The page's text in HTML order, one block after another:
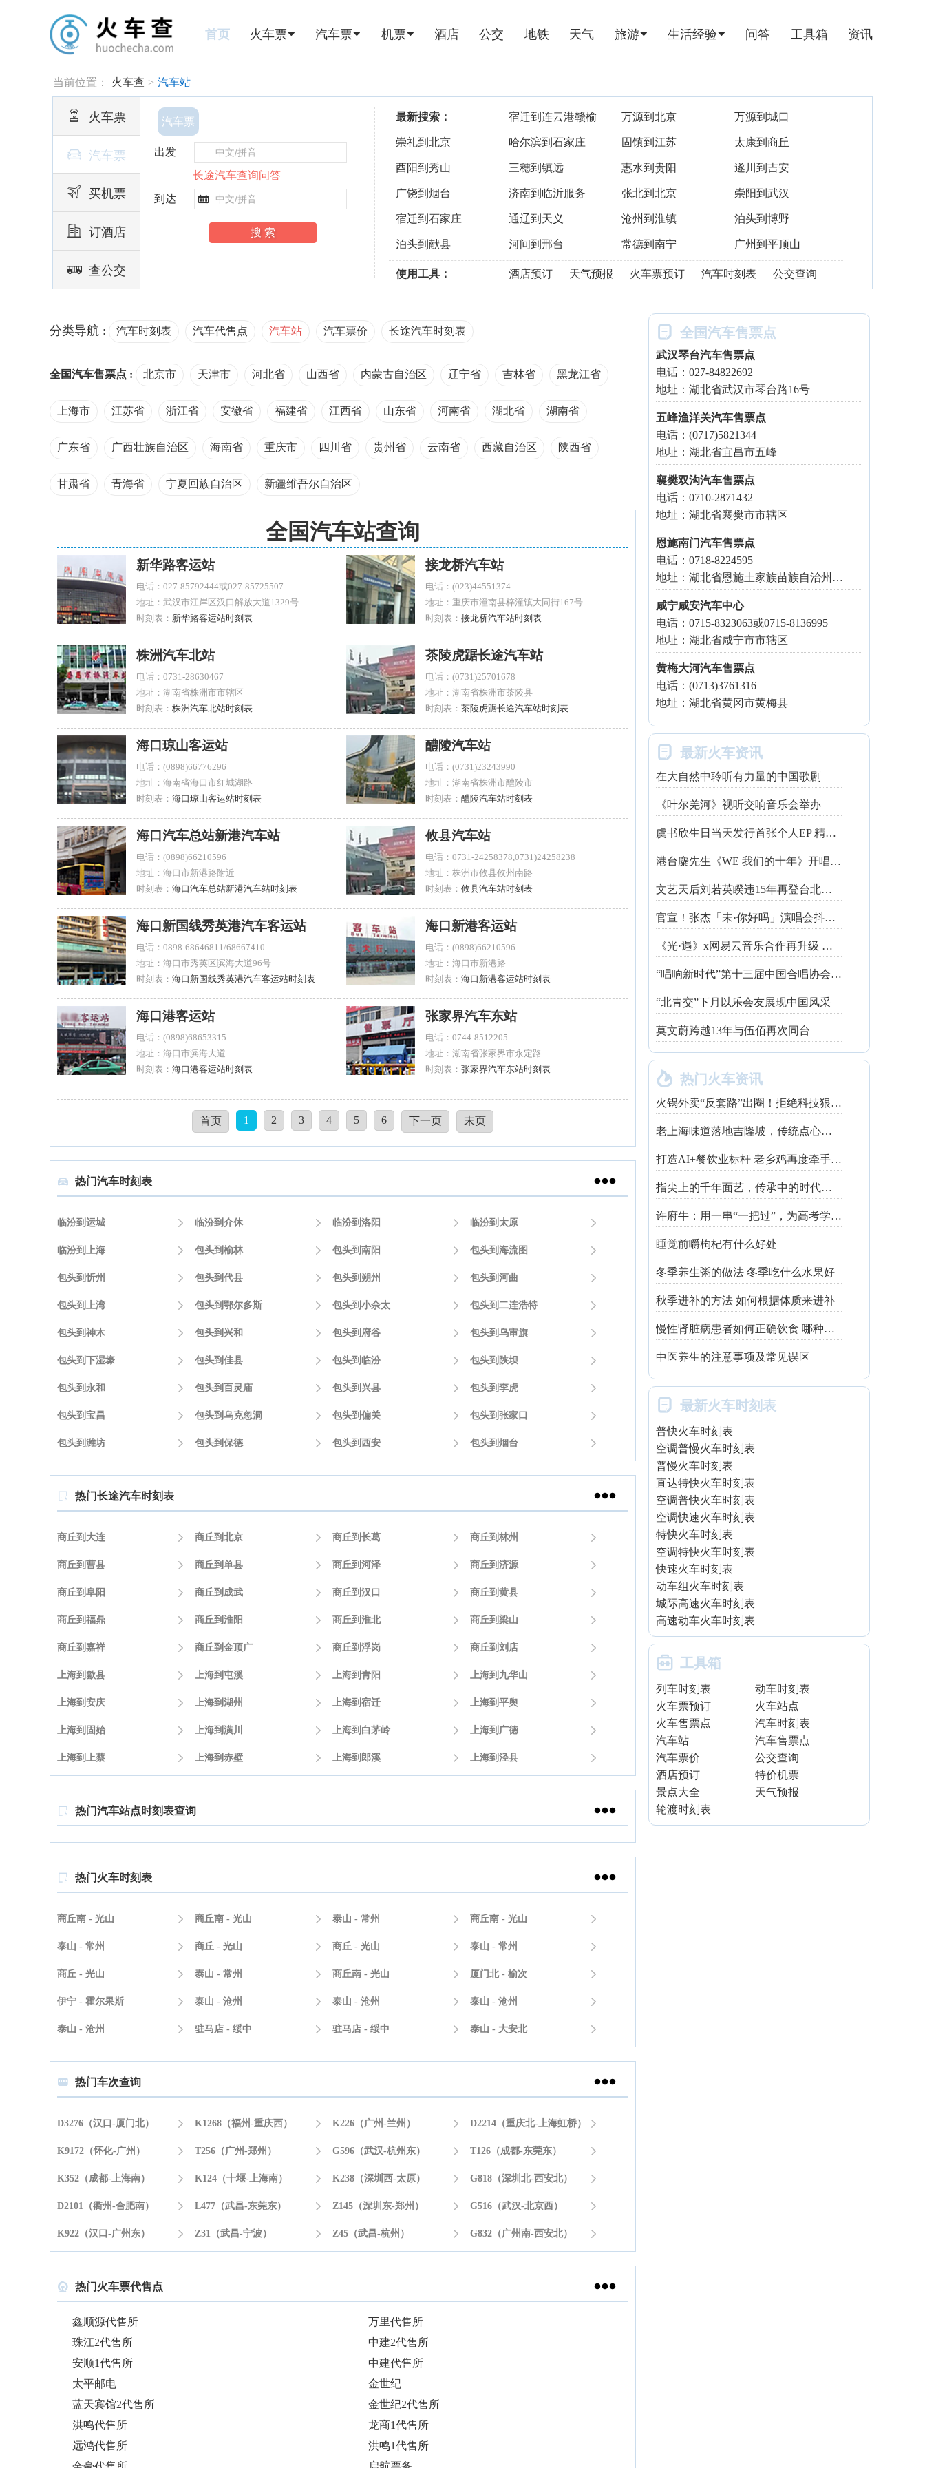
首页 火车票 汽车票 机票 酒店 公交 地铁 天气 旅游 生活经验 问答 工具箱 资讯
当前位置： 火车查 > 汽车站
 火车票
 汽车票
 买机票
 订酒店
 查公交
汽车票
出发
长途汽车查询问答

到达
最新搜索： 宿迁到连云港赣榆 万源到北京 万源到城口
崇礼到北京 哈尔滨到石家庄 固镇到江苏 太康到商丘
酉阳到秀山 三穗到镇远 惠水到贵阳 遂川到吉安
广饶到烟台 济南到临沂服务 张北到北京 崇阳到武汉
宿迁到石家庄 通辽到天义 沧州到淮镇 泊头到博野
泊头到献县 河间到邢台 常德到南宁 广州到平顶山
使用工具： 酒店预订 天气预报 火车票预订 汽车时刻表 公交查询
分类导航 : 汽车时刻表 汽车代售点 汽车站 汽车票价 长途汽车时刻表
全国汽车售票点 : 北京市 天津市 河北省 山西省 内蒙古自治区 辽宁省 吉林省 黑龙江省
上海市 江苏省 浙江省 安徽省 福建省 江西省 山东省 河南省 湖北省 湖南省
广东省 广西壮族自治区 海南省 重庆市 四川省 贵州省 云南省 西藏自治区 陕西省
甘肃省 青海省 宁夏回族自治区 新疆维吾尔自治区
全国汽车站查询
新华路客运站
电话：027-85792444或027-85725507
地址：武汉市江岸区汉口解放大道1329号
时刻表： 新华路客运站时刻表
接龙桥汽车站
电话：(023)44551374
地址：重庆市潼南县梓潼镇大同街167号
时刻表： 接龙桥汽车站时刻表
株洲汽车北站
电话：0731-28630467
地址：湖南省株洲市市辖区
时刻表： 株洲汽车北站时刻表
茶陵虎踞长途汽车站
电话：(0731)25701678
地址：湖南省株洲市茶陵县
时刻表： 茶陵虎踞长途汽车站时刻表
海口琼山客运站
电话：(0898)66776296
地址：海南省海口市红城湖路
时刻表： 海口琼山客运站时刻表
醴陵汽车站
电话：(0731)23243990
地址：湖南省株洲市醴陵市
时刻表： 醴陵汽车站时刻表
海口汽车总站新港汽车站
电话：(0898)66210596
地址：海口市新港路附近
时刻表： 海口汽车总站新港汽车站时刻表
攸县汽车站
电话：0731-24258378,0731)24258238
地址：株洲市攸县攸州南路
时刻表： 攸县汽车站时刻表
海口新国线秀英港汽车客运站
电话：0898-68646811/68667410
地址：海口市秀英区滨海大道96号
时刻表： 海口新国线秀英港汽车客运站时刻表
海口新港客运站
电话：(0898)66210596
地址：海口市新港路
时刻表： 海口新港客运站时刻表
海口港客运站
电话：(0898)68653315
地址：海口市滨海大道
时刻表： 海口港客运站时刻表
张家界汽车东站
电话：0744-8512205
地址：湖南省张家界市永定路
时刻表： 张家界汽车东站时刻表
首页 1 2 3 4 5 6 下一页 末页
 热门汽车时刻表 
临汾到运城  临汾到介休  临汾到洛阳  临汾到太原 
临汾到上海  包头到榆林  包头到南阳  包头到海流图 
包头到忻州  包头到代县  包头到朔州  包头到河曲 
包头到上湾  包头到鄂尔多斯  包头到小佘太  包头到二连浩特 
包头到神木  包头到兴和  包头到府谷  包头到乌审旗 
包头到下湿壕  包头到佳县  包头到临汾  包头到陕坝 
包头到永和  包头到百灵庙  包头到兴县  包头到李虎 
包头到宝昌  包头到乌克忽洞  包头到偏关  包头到张家口 
包头到潍坊  包头到保德  包头到西安  包头到烟台 
 热门长途汽车时刻表 
商丘到大连  商丘到北京  商丘到长葛  商丘到林州 
商丘到曹县  商丘到单县  商丘到河泽  商丘到济源 
商丘到阜阳  商丘到成武  商丘到汉口  商丘到黄县 
商丘到福鼎  商丘到淮阳  商丘到淮北  商丘到梁山 
商丘到嘉祥  商丘到金顶广  商丘到浮岗  商丘到刘店 
上海到歙县  上海到屯溪  上海到青阳  上海到九华山 
上海到安庆  上海到湖州  上海到宿迁  上海到平舆 
上海到固始  上海到潢川  上海到白茅岭  上海到广德 
上海到上蔡  上海到赤壁  上海到郎溪  上海到泾县 
 热门汽车站点时刻表查询 
 热门火车时刻表 
商丘南 - 光山  商丘南 - 光山  泰山 - 常州  商丘南 - 光山 
泰山 - 常州  商丘 - 光山  商丘 - 光山  泰山 - 常州 
商丘 - 光山  泰山 - 常州  商丘南 - 光山  厦门北 - 榆次 
伊宁 - 霍尔果斯  泰山 - 沧州  泰山 - 沧州  泰山 - 沧州 
泰山 - 沧州  驻马店 - 绥中  驻马店 - 绥中  泰山 - 大安北 
 热门车次查询 
D3276（汉口-厦门北）  K1268（福州-重庆西）  K226（广州-兰州）  D2214（重庆北-上海虹桥） 
K9172（怀化-广州）  T256（广州-郑州）  G596（武汉-杭州东）  T126（成都-东莞东） 
K352（成都-上海南）  K124（十堰-上海南）  K238（深圳西-太原）  G818（深圳北-西安北） 
D2101（衢州-合肥南）  L477（武昌-东莞东）  Z145（深圳东-郑州）  G516（武汉-北京西） 
K922（汉口-广州东）  Z31（武昌-宁波）  Z45（武昌-杭州）  G832（广州南-西安北） 
 热门火车票代售点 
| 鑫顺源代售所 | 万里代售所
| 珠江2代售所 |
中建2代售所
| 安顺1代售所 |
中建代售所
|
太平邮电 | 金世纪
| 蓝天宾馆2代售所 | 金世纪2代售所
| 洪鸣代售所 | 龙商1代售所
| 远鸿代售所 | 洪鸣1代售所
 全国汽车售票点
武汉琴台汽车售票点
电话：027-84822692
地址：湖北省武汉市琴台路16号
五峰渔洋关汽车售票点
电话：(0717)5821344
地址：湖北省宜昌市五峰
襄樊双沟汽车售票点
电话：0710-2871432
地址：湖北省襄樊市市辖区
恩施南门汽车售票点
电话：0718-8224595
地址：湖北省恩施土家族苗族自治州利川市
咸宁咸安汽车中心
电话：0715-8323063或0715-8136995
地址：湖北省咸宁市市辖区
黄梅大河汽车售票点
电话：(0713)3761316
地址：湖北省黄冈市黄梅县
 最新火车资讯
在大自然中聆听有力量的中国歌剧
《叶尔羌河》视听交响音乐会举办
虞书欣生日当天发行首张个人EP 精心制作诚意满满
港台麋先生《WE 我们的十年》开唱最后倒数 惊喜释出10周年纪念单曲宠粉
文艺天后刘若英睽违15年再登台北跨年 飙金嗓演唱经典招牌歌掀回忆杀
官宣！张杰「未·你好吗」演唱会抖音治愈开唱
《光·遇》x网易云音乐合作再升级 探索跨领域社交新体验
“唱响新时代”第十三届中国合唱协会魅力校园合唱展演开幕
“北青交”下月以乐会友展现中国风采
莫文蔚跨越13年与伍佰再次同台
 热门火车资讯
火锅外卖“反套路”出圈！拒绝科技狠活让同行颤抖
老上海味道落地吉隆坡，传统点心走红不靠噱头
打造AI+餐饮业标杆 老乡鸡再度牵手钉钉
指尖上的千年面艺，传承中的时代匠心——第八届“安琪酵母杯”中华发酵面食大赛武汉赛区开赛
许府牛：用一串“一把过”，为高考学子送上最“牛”祝福
睡觉前嚼枸杞有什么好处
冬季养生粥的做法 冬季吃什么水果好
秋季进补的方法 如何根据体质来进补
慢性肾脏病患者如何正确饮食 哪种吃法有利健康
中医养生的注意事项及常见误区
 最新火车时刻表
普快火车时刻表
空调普慢火车时刻表
普慢火车时刻表
直达特快火车时刻表
空调普快火车时刻表
空调快速火车时刻表
特快火车时刻表
空调特快火车时刻表
快速火车时刻表
动车组火车时刻表
城际高速火车时刻表
高速动车火车时刻表
 工具箱
列车时刻表
动车时刻表
火车票预订
火车站点
火车售票点
汽车时刻表
汽车站
汽车售票点
汽车票价
公交查询
酒店预订
特价机票
景点大全
天气预报
轮渡时刻表